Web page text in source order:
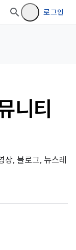
로그인
니티
, 블로그, 뉴스레